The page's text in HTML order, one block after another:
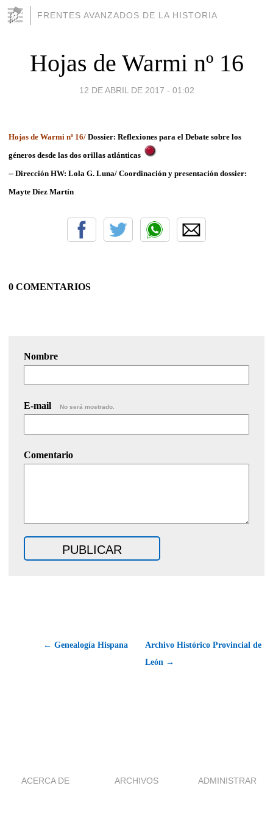
FRENTES AVANZADOS DE LA HISTORIA
Hojas de Warmi nº 16
12 DE ABRIL DE 2017 - 01:02
Hojas de Warmi nº 16/ Dossier: Reflexiones para el Debate sobre los
géneros desde las dos orillas atlánticas
-- Dirección HW: Lola G. Luna/ Coordinación y presentación dossier:
Mayte Díez Martín
0 COMENTARIOS
Nombre
E-mail No será mostrado.
Comentario
← Genealogía Hispana
Archivo Histórico Provincial de
León →
ACERCA DE ARCHIVOS ADMINISTRAR